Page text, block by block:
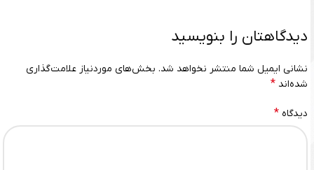
دیدگاهتان را بنویسید
نشانی ایمیل شما منتشر نخواهد شد. بخش‌های موردنیاز علامت‌گذاری
شده‌اند *
دیدگاه *